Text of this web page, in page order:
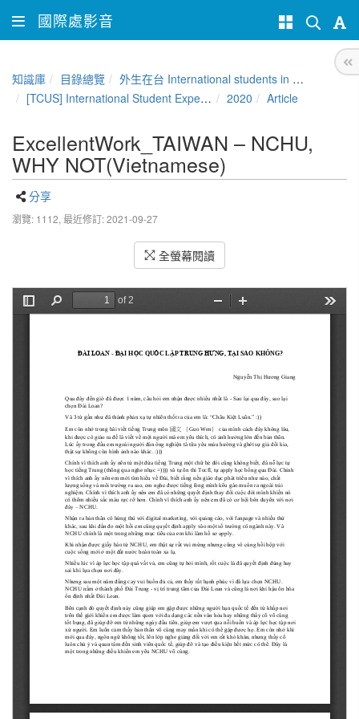
國際處影音
知識庫 目錄總覽
外生在台 International students in Taiwan
[TCUS] International Student Experience Sharing Contest
2020 Article
ExcellentWork_TAIWAN – NCHU,
WHY NOT(Vietnamese)
分享
瀏覽: 1112, 最近修訂: 2021-09-27
全螢幕閱讀